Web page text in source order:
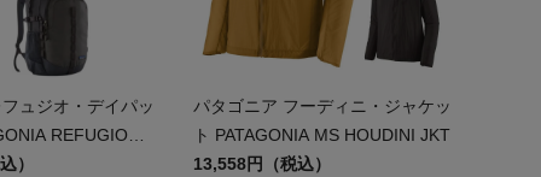
ュジオ・デイパッ
REFUGIO
）
パタゴニア フーディニ・ジャケッ
ト PATAGONIA MS HOUDINI JKT
13,558円（税込）